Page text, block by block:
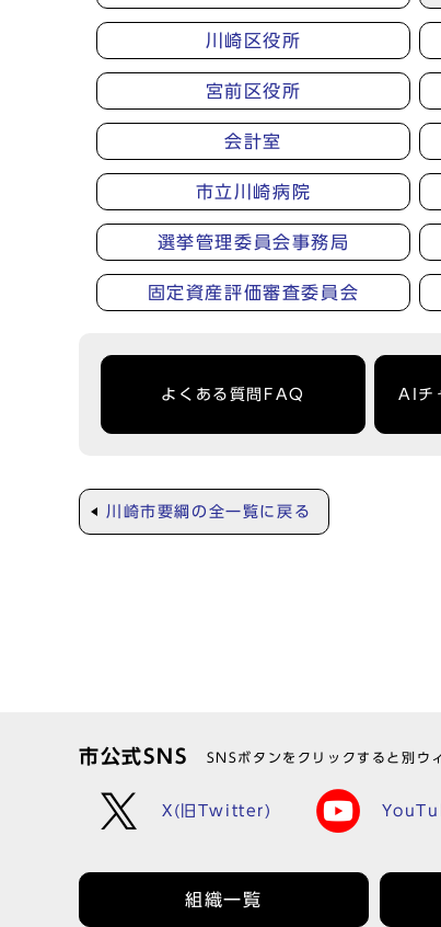
川崎区役所
宮前区役所
会計室
市立川崎病院
選挙管理委員会事務局
固定資産評価審査委員会
よくある質問FAQ AIチ
川崎市要綱の全一覧に戻る
市公式SNS SNSボタンをクリックすると別ウ
X(旧Twitter)
組織一覧